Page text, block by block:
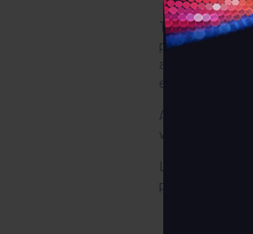
Trois millions
parBernard
aujourd’hui les
et des
Alors les
vendanges ont
Les
paramétrages